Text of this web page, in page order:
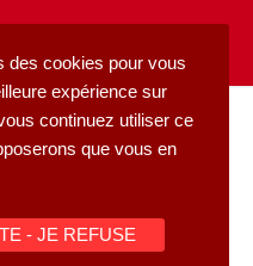
22 662
Rosaire
de Fatima
des cookies pour vous
expérience sur
continuez utiliser ce
que vous en
- JE REFUSE